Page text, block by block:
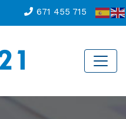
671 455 715